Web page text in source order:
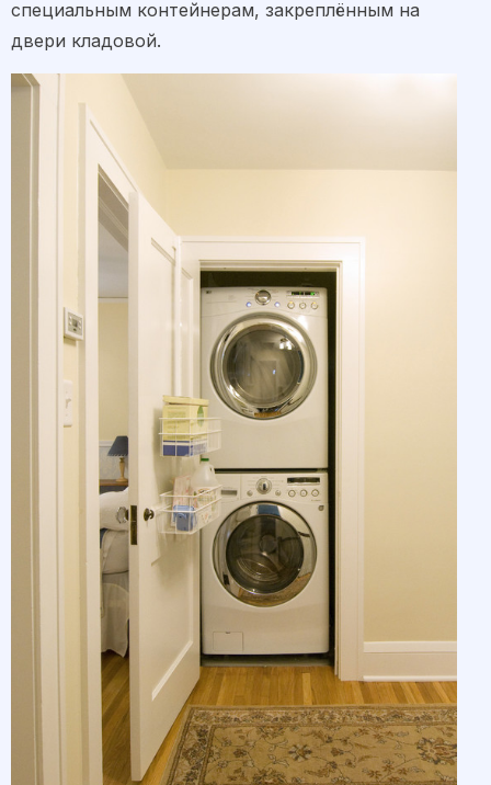
специальным контейнерам, закреплённым на
двери кладовой.